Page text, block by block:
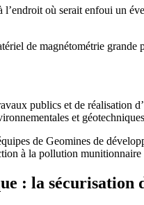
l’endroit où serait enfoui un
de magnétométrie
publics et de réalisation
et
de Geomines de
à la pollution
: la sécurisation